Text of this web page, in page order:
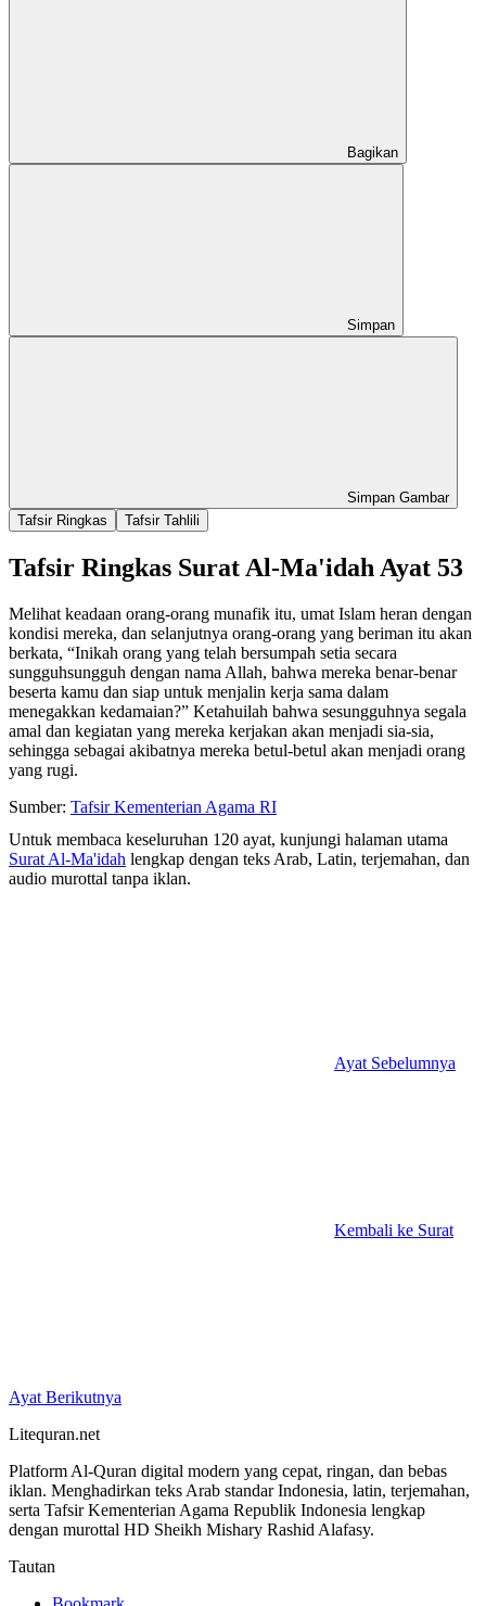
Bagikan
Simpan
Simpan Gambar
Tafsir Ringkas
Tafsir Tahlili
Tafsir Ringkas Surat Al-Ma'idah Ayat 53
Melihat keadaan orang-orang munafik itu, umat Islam heran dengan
kondisi mereka, dan selanjutnya orang-orang yang beriman itu akan
berkata, “Inikah orang yang telah bersumpah setia secara
sungguhsungguh dengan nama Allah, bahwa mereka benar-benar
beserta kamu dan siap untuk menjalin kerja sama dalam
menegakkan kedamaian?” Ketahuilah bahwa sesungguhnya segala
amal dan kegiatan yang mereka kerjakan akan menjadi sia-sia,
sehingga sebagai akibatnya mereka betul-betul akan menjadi orang
yang rugi.
Sumber: Tafsir Kementerian Agama RI
Untuk membaca keseluruhan 120 ayat, kunjungi halaman utama
Surat Al-Ma'idah lengkap dengan teks Arab, Latin, terjemahan, dan
audio murottal tanpa iklan.
Ayat Sebelumnya
Kembali ke Surat
Ayat Berikutnya
Litequran.net
Platform Al-Quran digital modern yang cepat, ringan, dan bebas
iklan. Menghadirkan teks Arab standar Indonesia, latin, terjemahan,
serta Tafsir Kementerian Agama Republik Indonesia lengkap
dengan murottal HD Sheikh Mishary Rashid Alafasy.
Tautan